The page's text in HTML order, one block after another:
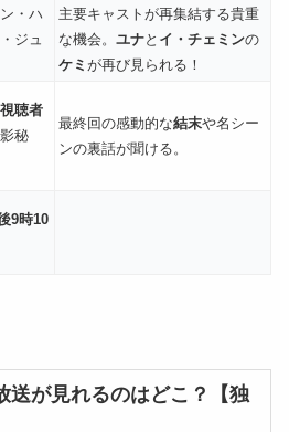
ン・ハ
ジュ
主要キャストが再集結する貴重
な機会。 ユナと イ・チェミンの
ケミ が再び見られる！
視聴者
秘
最終回の感動的な結末や名シー
ンの裏話が聞ける。
9時10
送が見れるのはどこ？【独